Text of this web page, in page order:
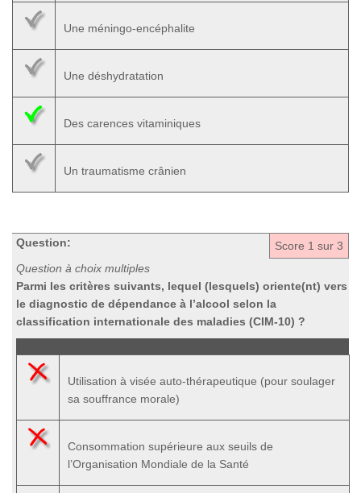
Une méningo-encéphalite
Une déshydratation
Des carences vitaminiques
Un traumatisme crânien
Score 1 sur 3
Question:
Question à choix multiples
Parmi les critères suivants, lequel (lesquels) oriente(nt) vers
le diagnostic de dépendance à l’alcool selon la
classification internationale des maladies (CIM-10) ?
Utilisation à visée auto-thérapeutique (pour soulager
sa souffrance morale)
Consommation supérieure aux seuils de
l’Organisation Mondiale de la Santé